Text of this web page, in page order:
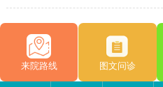
来院路线 图文问诊